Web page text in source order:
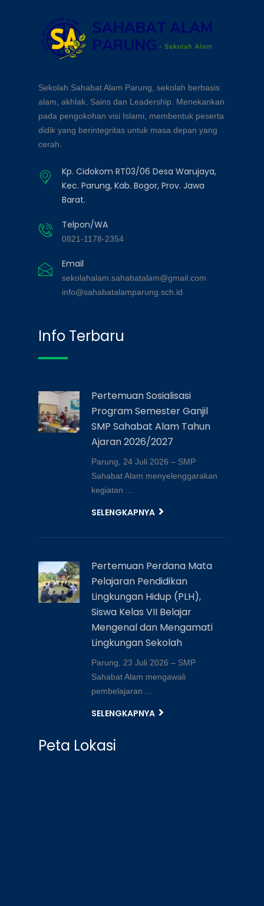
Sekolah Sahabat Alam Parung, sekolah berbasis
alam, akhlak, Sains dan Leadership. Menekankan
pada pengokohan visi Islami, membentuk peserta
didik yang berintegritas untuk masa depan yang
cerah.
Kp. Cidokom RT03/06 Desa Warujaya,
Kec. Parung, Kab. Bogor, Prov. Jawa
Barat.
Telpon/WA
0821-1178-2354
Email
sekolahalam.sahabatalam@gmail.com
info@sahabatalamparung.sch.id
Info Terbaru
Pertemuan Sosialisasi
Program Semester Ganjil
SMP Sahabat Alam Tahun
Ajaran 2026/2027
Parung, 24 Juli 2026 – SMP
Sahabat Alam menyelenggarakan
kegiatan ...
SELENGKAPNYA
Pertemuan Perdana Mata
Pelajaran Pendidikan
Lingkungan Hidup (PLH),
Siswa Kelas VII Belajar
Mengenal dan Mengamati
Lingkungan Sekolah
Parung, 23 Juli 2026 – SMP
Sahabat Alam mengawali
pembelajaran ...
SELENGKAPNYA
Peta Lokasi